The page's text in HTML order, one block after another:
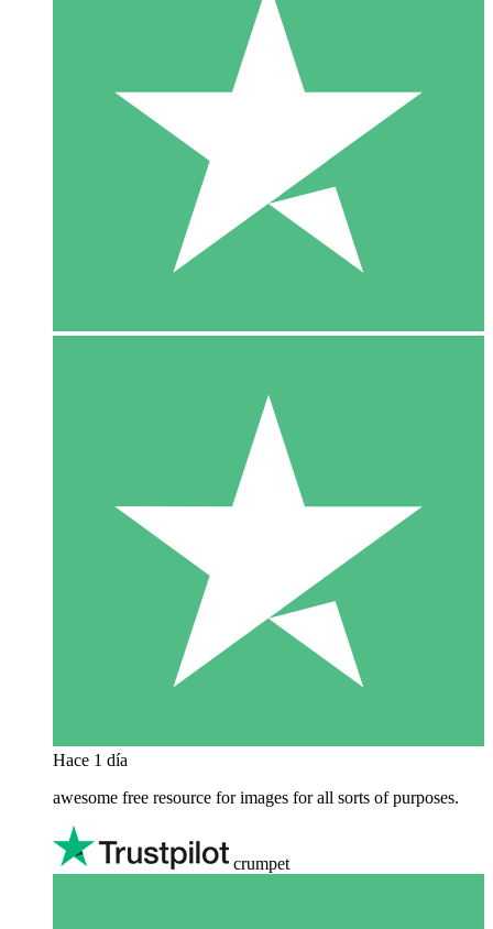
Hace 1 día
awesome free resource for images for all sorts of purposes.
crumpet